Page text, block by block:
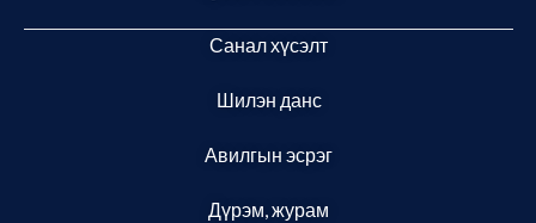
Санал хүсэлт
Шилэн данс
Авилгын эсрэг
Дүрэм, журам